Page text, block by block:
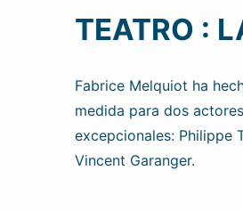
TEATRO :
Fabrice Melquiot ha
medida para dos actores
excepcionales: Philippe
Vincent Garanger.